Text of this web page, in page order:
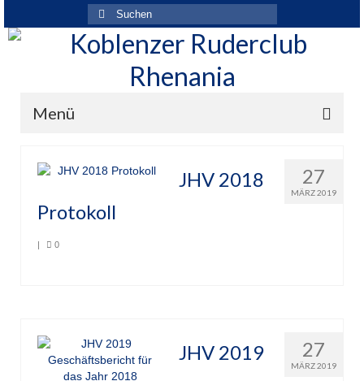
Suchen
nach:
Menü
Ansprechpartner
Vereinskleidung
27
MÄRZ 2019
JHV 2018
Protokoll
| 0
27
MÄRZ 2019
JHV 2019